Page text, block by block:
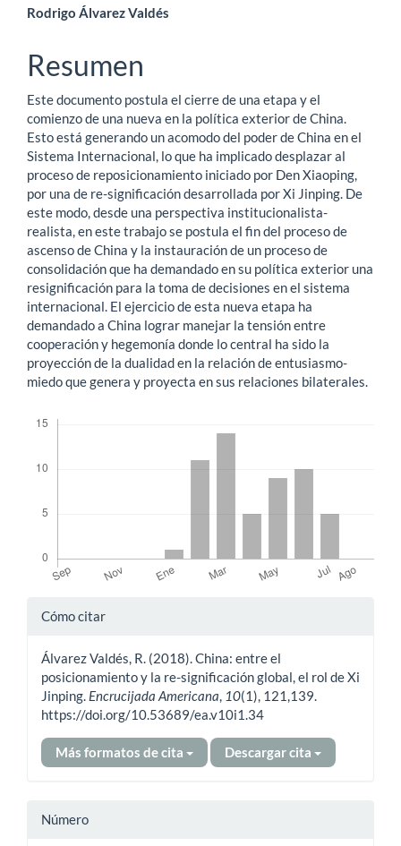
Contenido
principal
del
artículo
Rodrigo Álvarez Valdés
Resumen
Este documento postula el cierre de una etapa y el
comienzo de una nueva en la política exterior de China.
Esto está generando un acomodo del poder de China en el
Sistema Internacional, lo que ha implicado desplazar al
proceso de reposicionamiento iniciado por Den Xiaoping,
por una de re-significación desarrollada por Xi Jinping. De
este modo, desde una perspectiva institucionalista-
realista, en este trabajo se postula el fin del proceso de
ascenso de China y la instauración de un proceso de
consolidación que ha demandado en su política exterior una
resignificación para la toma de decisiones en el sistema
internacional. El ejercicio de esta nueva etapa ha
demandado a China lograr manejar la tensión entre
cooperación y hegemonía donde lo central ha sido la
proyección de la dualidad en la relación de entusiasmo-
miedo que genera y proyecta en sus relaciones bilaterales.
Detalles
del
artículo
Cómo citar
Álvarez Valdés, R. (2018). China: entre el
posicionamiento y la re-significación global, el rol de Xi
Jinping. Encrucijada Americana, 10(1), 121,139.
https://doi.org/10.53689/ea.v10i1.34
Más formatos de cita Descargar cita
Número